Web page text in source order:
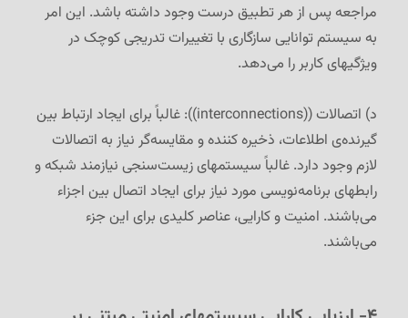
مراجعه پس از هر تطبیق درست وجود داشته باشد. این امر
به سیستم توانایی سازگاری با تغییرات تدریجی کوچک در
ویژگیهای کاربر را می‌دهد.
د) اتصالات ((interconnections)): غالباً برای ایجاد ارتباط بین
گیرنده‌ی اطلاعات، ذخیره کننده و مقایسه‌گر نیاز به اتصالات
لازم وجود دارد. غالباً سیستمهای زیست‌سنجی نیازمند شبکه و
رابطهای برنامه‌نویسی مورد نیاز برای ایجاد اتصال بین اجزاء
می‌باشند. امنیت و کارایی، عناصر کلیدی برای این جزء
می‌باشند.